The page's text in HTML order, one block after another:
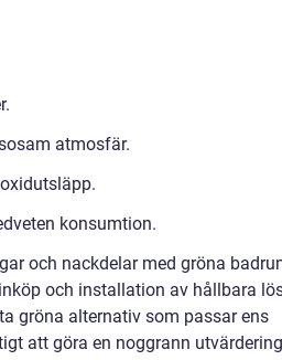
atmosfär.
konsumtion.
och nackdelar med gröna
och installation av hållbara
gröna alternativ som passar ens
att göra en noggrann